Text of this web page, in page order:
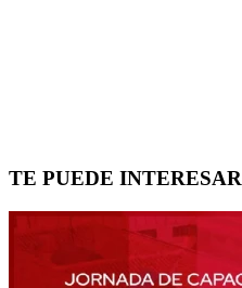
TE PUEDE INTERESAR